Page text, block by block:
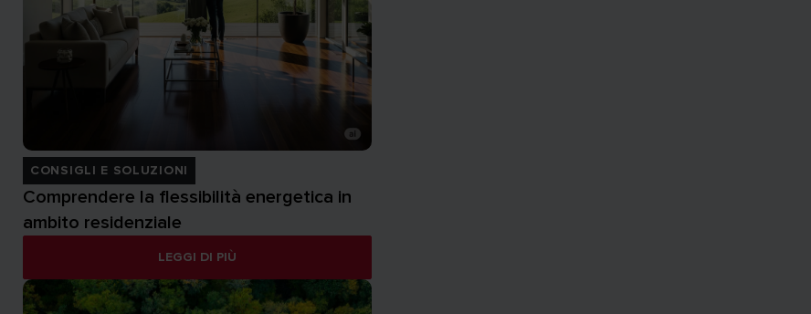
CONSIGLI E SOLUZIONI
Comprendere la flessibilità energetica in
ambito residenziale
LEGGI DI PIÙ